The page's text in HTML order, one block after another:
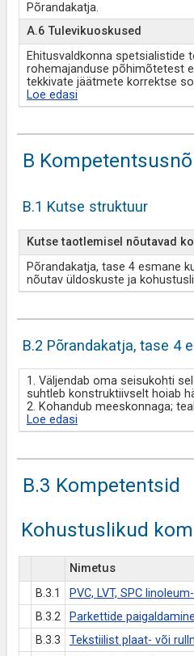
Põrandakatja.
A.6 Tulevikuoskused
Ehitusvaldkonna
rohemajanduse põhimõtetest
tekkivate jäätmete korrektse
Loe edasi
B
B.1 Kutse struktuur
Kutse taotlemisel nõutavad
Põrandakatja, tase 4 esmane
nõutav üldoskuste ja
B.2 Põrandakatja, tase 4
1. Väljendab oma seisukohti
suhtleb konstruktiivselt hoiab
2. Kohandub meeskonnaga;
Loe edasi
B.3 Kompetentsid
Kohustuslikud
Nimetus
B.3.1
PVC, LVT, SPC
B.3.2
Parkettide paigaldamine
B.3.3
Tekstiilist plaat- või